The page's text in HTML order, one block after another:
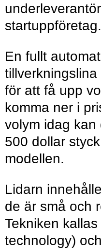
startuppföretag.
En fullt
för att få upp
komma ner i
volym idag
500 dollar
modellen.
Lidarn
de är små och
Tekniken
technology)